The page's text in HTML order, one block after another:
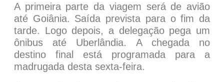
A primeira parte da viagem será de avião
até Goiânia. Saída prevista para o fim da
tarde. Logo depois, a delegação pega um
ônibus até Uberlândia. A chegada no
destino final está programada para a
madrugada desta sexta-feira.